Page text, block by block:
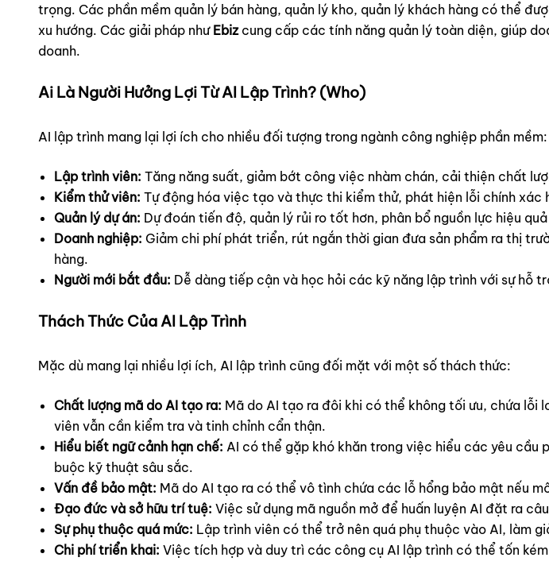
trọng. Các phần mềm quản lý bán hàng, quản lý kho, quản lý khách hàng có thể
xu hướng. Các giải pháp như Ebizcung cấp các tính năng quản lý toàn diện, giúp
doanh.
Ai Là Người Hưởng Lợi Từ AI Lập Trình? (Who)
AI lập trình mang lại lợi ích cho nhiều đối tượng trong ngành công nghiệp phần mềm:
Lập trình viên: Tăng năng suất, giảm bớt công việc nhàm chán, cải thiện chất
Kiểm thử viên: Tự động hóa việc tạo và thực thi kiểm thử, phát hiện lỗi chính xác
Quản lý dự án: Dự đoán tiến độ, quản lý rủi ro tốt hơn, phân bổ nguồn lực hiệu
Doanh nghiệp: Giảm chi phí phát triển, rút ngắn thời gian đưa sản phẩm ra thị
hàng.
Người mới bắt đầu: Dễ dàng tiếp cận và học hỏi các kỹ năng lập trình với sự hỗ
Thách Thức Của AI Lập Trình
Mặc dù mang lại nhiều lợi ích, AI lập trình cũng đối mặt với một số thách thức:
Chất lượng mã do AI tạo ra: Mã do AI tạo ra đôi khi có thể không tối ưu, chứa
viên vẫn cần kiểm tra và tinh chỉnh cẩn thận.
Hiểu biết ngữ cảnh hạn chế: AI có thể gặp khó khăn trong việc hiểu các yêu
buộc kỹ thuật sâu sắc.
Vấn đề bảo mật: Mã do AI tạo ra có thể vô tình chứa các lỗ hổng bảo mật nếu
Đạo đức và sở hữu trí tuệ: Việc sử dụng mã nguồn mở để huấn luyện AI đặt ra
Sự phụ thuộc quá mức: Lập trình viên có thể trở nên quá phụ thuộc vào AI, làm
Chi phí triển khai: Việc tích hợp và duy trì các công cụ AI lập trình có thể tốn